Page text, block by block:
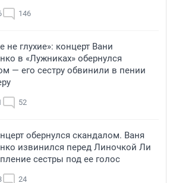
146
не глухие»: концерт Вани
в «Лужниках» обернулся
— его сестру обвинили в пении
52
обернулся скандалом. Ваня
извинился перед Линочкой Ли
сестры под ее голос
24